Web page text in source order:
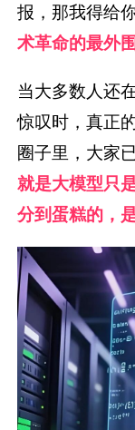
报，那我得给
术革命的最外
当大多数人还
惊叹时，真正
圈子里，大家
就是大模型只
分到蛋糕的，